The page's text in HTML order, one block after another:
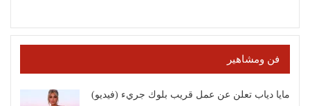
فن ومشاهير
مايا دياب تعلن عن عمل قريب بلوك جريء (فيديو)